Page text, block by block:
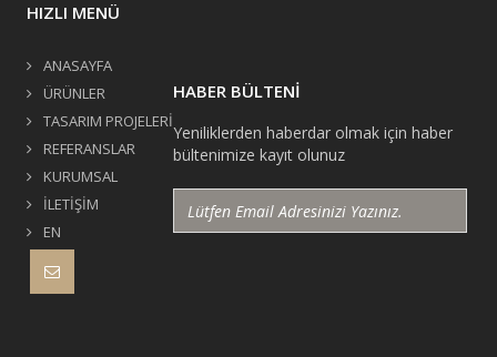
HIZLI MENÜ
ANASAYFA
ÜRÜNLER
TASARIM PROJELERİ
REFERANSLAR
KURUMSAL
İLETİŞİM
EN
HABER BÜLTENİ
Yeniliklerden haberdar olmak için haber
bültenimize kayıt olunuz